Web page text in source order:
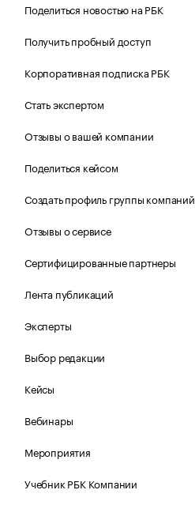
Поделиться новостью на РБК
Получить пробный доступ
Корпоративная подписка РБК
Стать экспертом
Отзывы о вашей компании
Поделиться кейсом
Создать профиль группы компаний
Отзывы о сервисе
Сертифицированные партнеры
Лента публикаций
Эксперты
Выбор редакции
Кейсы
Вебинары
Мероприятия
Учебник РБК Компании